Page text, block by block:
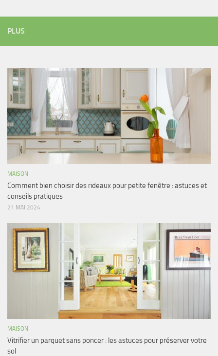
PLUS
MAISON
Comment bien choisir des rideaux pour petite fenêtre : astuces et
conseils pratiques
21 MAI 2024
MAISON
Vitrifier un parquet sans poncer : les astuces pour préserver votre
sol